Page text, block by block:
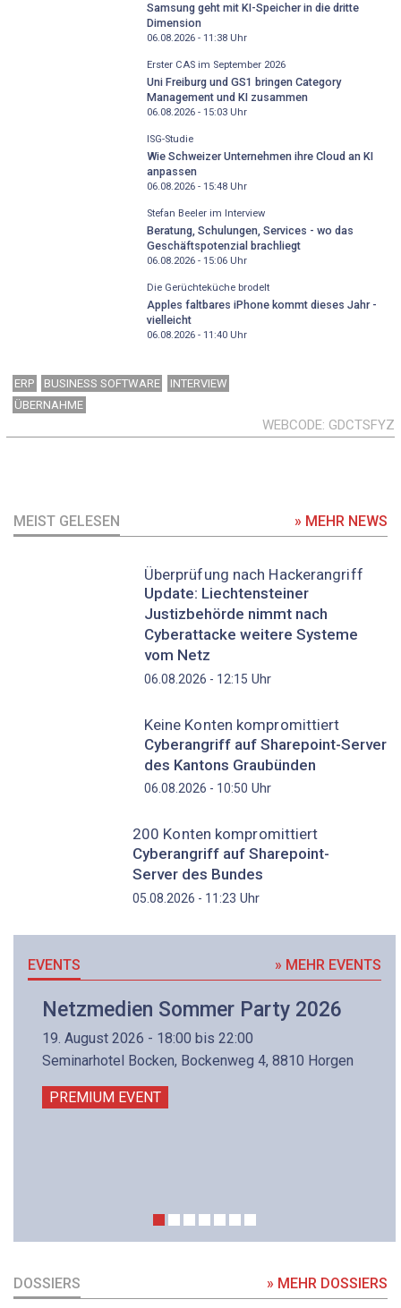
Samsung geht mit KI-Speicher in die dritte
Dimension
06.08.2026 - 11:38Uhr
Erster CAS im September 2026
Uni Freiburg und GS1 bringen Category
Management und KI zusammen
06.08.2026 - 15:03Uhr
ISG-Studie
Wie Schweizer Unternehmen ihre Cloud an KI
anpassen
06.08.2026 - 15:48Uhr
Stefan Beeler im Interview
Beratung, Schulungen, Services - wo das
Geschäftspotenzial brachliegt
06.08.2026 - 15:06Uhr
Die Gerüchteküche brodelt
Apples faltbares iPhone kommt dieses Jahr -
vielleicht
06.08.2026 - 11:40Uhr
ERP BUSINESS SOFTWARE
INTERVIEW
ÜBERNAHME
WEBCODE GDCTSFYZ
MEIST GELESEN » MEHR NEWS
Überprüfung nach Hackerangriff
Update: Liechtensteiner
Justizbehörde nimmt nach
Cyberattacke weitere Systeme
vom Netz
06.08.2026 - 12:15 Uhr
Keine Konten kompromittiert
Cyberangriff auf Sharepoint-Server
des Kantons Graubünden
06.08.2026 - 10:50 Uhr
200 Konten kompromittiert
Cyberangriff auf Sharepoint-
Server des Bundes
05.08.2026 - 11:23 Uhr
EVENTS » MEHR EVENTS
Netzmedien Sommer Party 2026
19. August 2026 - 18:00 bis 22:00
Seminarhotel Bocken, Bockenweg 4, 8810 Horgen
PREMIUM EVENT
DOSSIERS » MEHR DOSSIERS